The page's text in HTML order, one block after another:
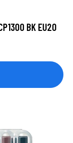
BK EU20